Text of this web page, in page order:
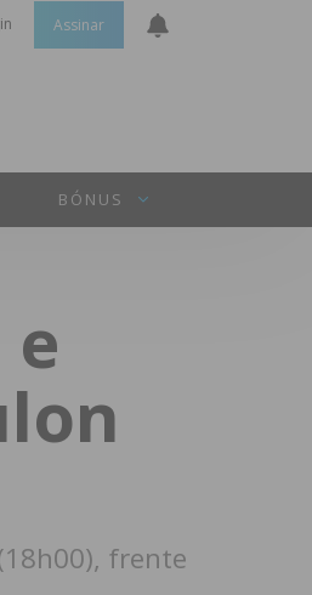
SESSÃO
senha?
Assinar
BÓNUS
frente